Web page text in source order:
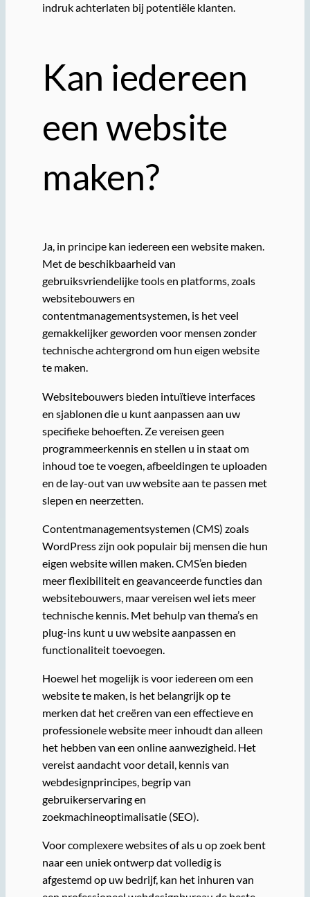
indruk achterlaten bij potentiële klanten.
Kan iedereen
een website
maken?
Ja, in principe kan iedereen een website maken.
Met de beschikbaarheid van
gebruiksvriendelijke tools en platforms, zoals
websitebouwers en
contentmanagementsystemen, is het veel
gemakkelijker geworden voor mensen zonder
technische achtergrond om hun eigen website
te maken.
Websitebouwers bieden intuïtieve interfaces
en sjablonen die u kunt aanpassen aan uw
specifieke behoeften. Ze vereisen geen
programmeerkennis en stellen u in staat om
inhoud toe te voegen, afbeeldingen te uploaden
en de lay-out van uw website aan te passen met
slepen en neerzetten.
Contentmanagementsystemen (CMS) zoals
WordPress zijn ook populair bij mensen die hun
eigen website willen maken. CMS’en bieden
meer flexibiliteit en geavanceerde functies dan
websitebouwers, maar vereisen wel iets meer
technische kennis. Met behulp van thema’s en
plug-ins kunt u uw website aanpassen en
functionaliteit toevoegen.
Hoewel het mogelijk is voor iedereen om een ​​
website te maken, is het belangrijk op te
merken dat het creëren van een effectieve en
professionele website meer inhoudt dan alleen
het hebben van een online aanwezigheid. Het
vereist aandacht voor detail, kennis van
webdesignprincipes, begrip van
gebruikerservaring en
zoekmachineoptimalisatie (SEO).
Voor complexere websites of als u op zoek bent
naar een uniek ontwerp dat volledig is
afgestemd op uw bedrijf, kan het inhuren van